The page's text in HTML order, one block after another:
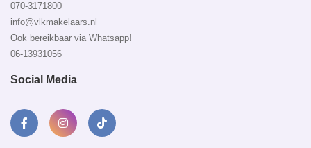
070-3171800
info@vlkmakelaars.nl
Ook bereikbaar via Whatsapp!
06-13931056
Social Media